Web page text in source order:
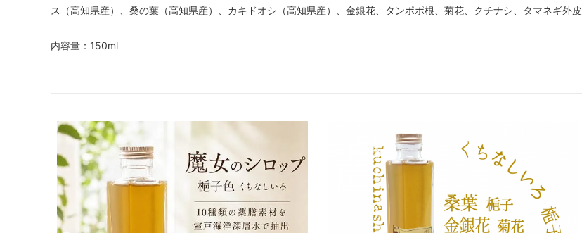
ス（高知県産）、桑の葉（高知県産）、カキドオシ（高知県産）、金銀花、タンポポ根、菊花、クチナシ、タマネギ外皮
内容量：150ml